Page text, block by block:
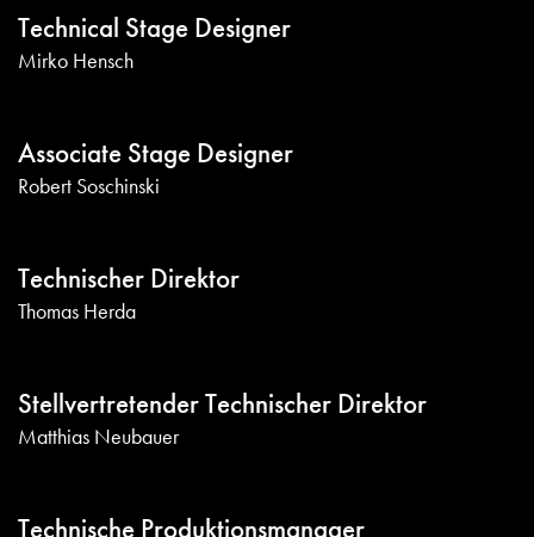
Technical Stage Designer
Mirko Hensch
Associate Stage Designer
Robert Soschinski
Technischer Direktor
Thomas Herda
Stellvertretender Technischer Direktor
Matthias Neubauer
Technische Produktionsmanager